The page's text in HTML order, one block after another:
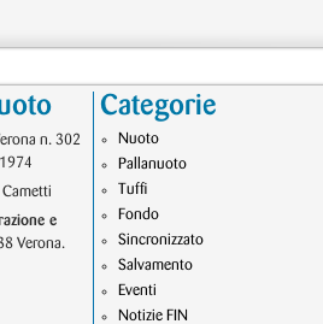
n. 302
e
Verona.
Categorie
Nuoto
Pallanuoto
Tuffi
Fondo
Sincronizzato
Salvamento
Eventi
Notizie FIN